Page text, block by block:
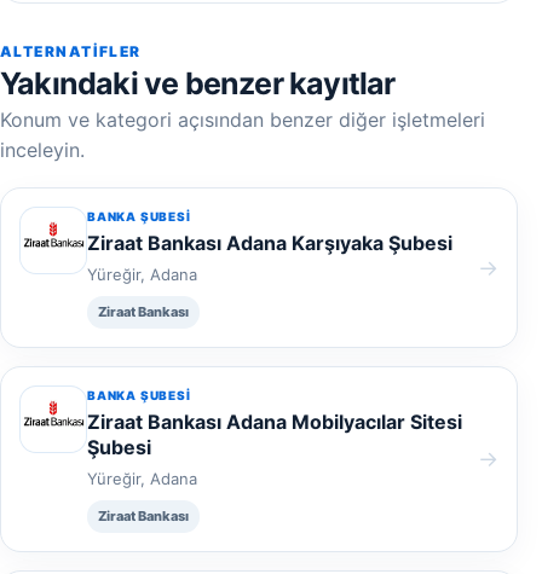
ALTERNATIFLER
Yakındaki ve benzer kayıtlar
Konum ve kategori açısından benzer diğer işletmeleri
inceleyin.
BANKA ŞUBESI
Ziraat Bankası Adana Karşıyaka Şubesi
Yüreğir, Adana
Ziraat Bankası
→
BANKA ŞUBESI
Ziraat Bankası Adana Mobilyacılar Sitesi
Şubesi
Yüreğir, Adana
Ziraat Bankası
→